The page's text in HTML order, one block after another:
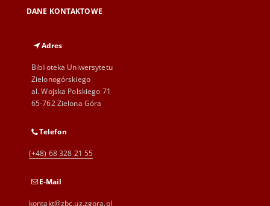
DANE KONTAKTOWE
Adres
Biblioteka Uniwersytetu
Zielonogórskiego
al. Wojska Polskiego 71
65-762 Zielona Góra
Telefon
(+48) 68 328 21 55
E-Mail
kontakt@zbc.uz.zgora.pl